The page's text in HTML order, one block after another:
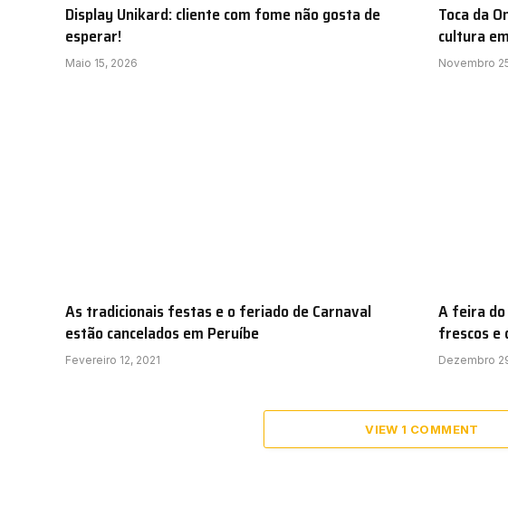
Display Unikard: cliente com fome não gosta de
esperar!
Maio 15, 2026
Toca da
cultura
Novembro
As tradicionais festas e o feriado de Carnaval
estão cancelados em Peruíbe
Fevereiro 12, 2021
A feira
frescos e
Dezembro
VIEW 1 COMMENT